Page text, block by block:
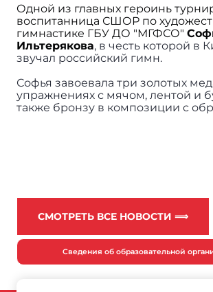
Одной из главных героинь
воспитанница СШОР по
гимнастике ГБУ ДО "МГФСО"
Ильтерякова, в честь которой в
звучал российский гимн.
Софья завоевала три золотых
упражнениях с мячом, лентой и
также бронзу в композиции с
СМОТРЕТЬ ВСЕ НОВОСТИ ⟹
Сведения об образовательной